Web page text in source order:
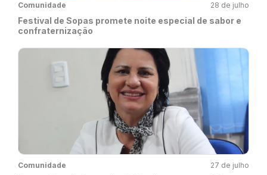
Comunidade 28 de julho
Festival de Sopas promete noite especial de sabor e
confraternização
Comunidade 27 de julho